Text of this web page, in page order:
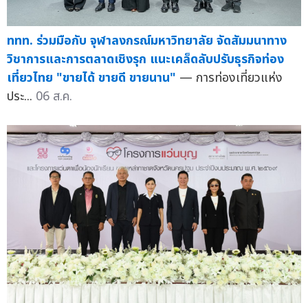
ททท. ร่วมมือกับ จุฬาลงกรณ์มหาวิทยาลัย จัดสัมมนาทาง
วิชาการและการตลาดเชิงรุก แนะเคล็ดลับปรับธุรกิจท่อง
เที่ยวไทย "ขายได้ ขายดี ขายนาน" — การท่องเที่ยวแห่ง
ประ... 06 ส.ค.